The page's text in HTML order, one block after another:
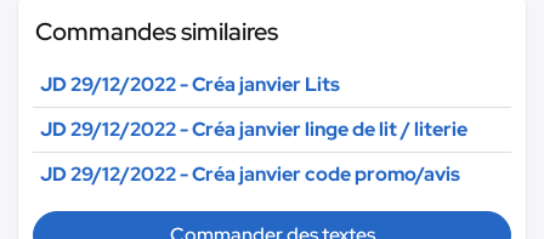
Commandes similaires
JD 29/12/2022 - Créa janvier Lits
JD 29/12/2022 - Créa janvier linge de lit / literie
JD 29/12/2022 - Créa janvier code promo/avis